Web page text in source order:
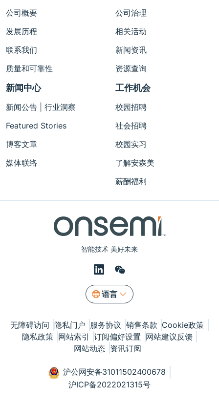
智能技术 美好未来
语言
公司概要
发展历程
联系我们
质量和可靠性
公司治理
相关活动
新闻资讯
资源查询
新闻中心
新闻公告 | 行业洞察
Featured Stories
博客文章
媒体联络
工作机会
校园招聘
社会招聘
校园实习
了解安森美
薪酬福利
无障碍访问 隐私门户 服务协议 销售条款 Cookie政策
隐私政策 网站索引 订阅偏好设置 网站建议反馈
网站动态 资讯订阅
沪公网安备31011502400678
沪ICP备2022021315号